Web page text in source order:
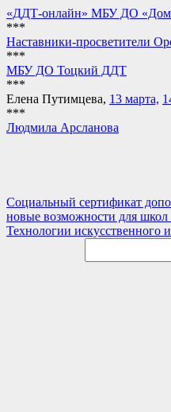
«ДДТ-онлайн» МБУ ДО «Дом
***
Наставники-просветители
***
МБУ ДО Тоцкий ДДТ
***
Елена Путимцева, 13 марта,
***
Людмила Арсланова
Навигация
по
Социальный сертификат
новые возможности для школ
Технологии искусственного